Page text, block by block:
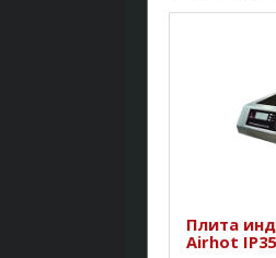
Плита
Airhot